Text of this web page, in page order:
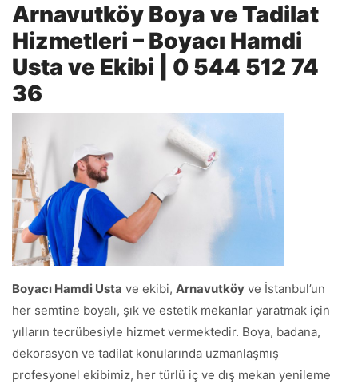
Arnavutköy Boya ve Tadilat
Hizmetleri – Boyacı Hamdi
Usta ve Ekibi | 0 544 512 74
36
Boyacı Hamdi Usta ve ekibi, Arnavutköy ve İstanbul’un
her semtine boyalı, şık ve estetik mekanlar yaratmak için
yılların tecrübesiyle hizmet vermektedir. Boya, badana,
dekorasyon ve tadilat konularında uzmanlaşmış
profesyonel ekibimiz, her türlü iç ve dış mekan yenileme